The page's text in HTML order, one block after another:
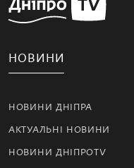
НОВИНИ
НОВИНИ ДНІПРА
АКТУАЛЬНІ НОВИНИ
НОВИНИ ДНІПРОTV